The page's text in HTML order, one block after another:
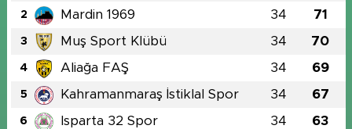
2 Mardin 1969 34 71
3 Muş Sport Klübü 34 70
4 Aliağa FAŞ 34 69
5 Kahramanmaraş İstiklal Spor 34 67
6 Isparta 32 Spor 34 63